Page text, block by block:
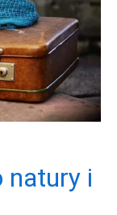
natury i